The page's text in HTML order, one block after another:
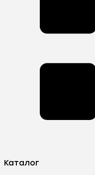
Каталог